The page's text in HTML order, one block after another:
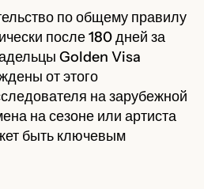
по общему правилу
после 180 дней за
Golden Visa
от этого
на зарубежной
на сезоне или артиста
быть ключевым